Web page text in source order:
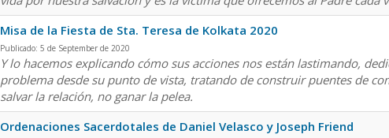
Misa de la Fiesta de Sta. Teresa de Kolkata 2020
Publicado: 5 de September de 2020
Y lo hacemos explicando cómo sus acciones nos están lastimando,
problema desde su punto de vista, tratando de construir puentes de
salvar la relación, no ganar la pelea.
Ordenaciones Sacerdotales de Daniel Velasco y Joseph Friend